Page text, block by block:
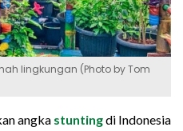
lingkungan (Photo by Tom
angka stuntingdi Indonesia